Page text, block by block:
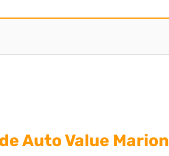
Auto Value Marion